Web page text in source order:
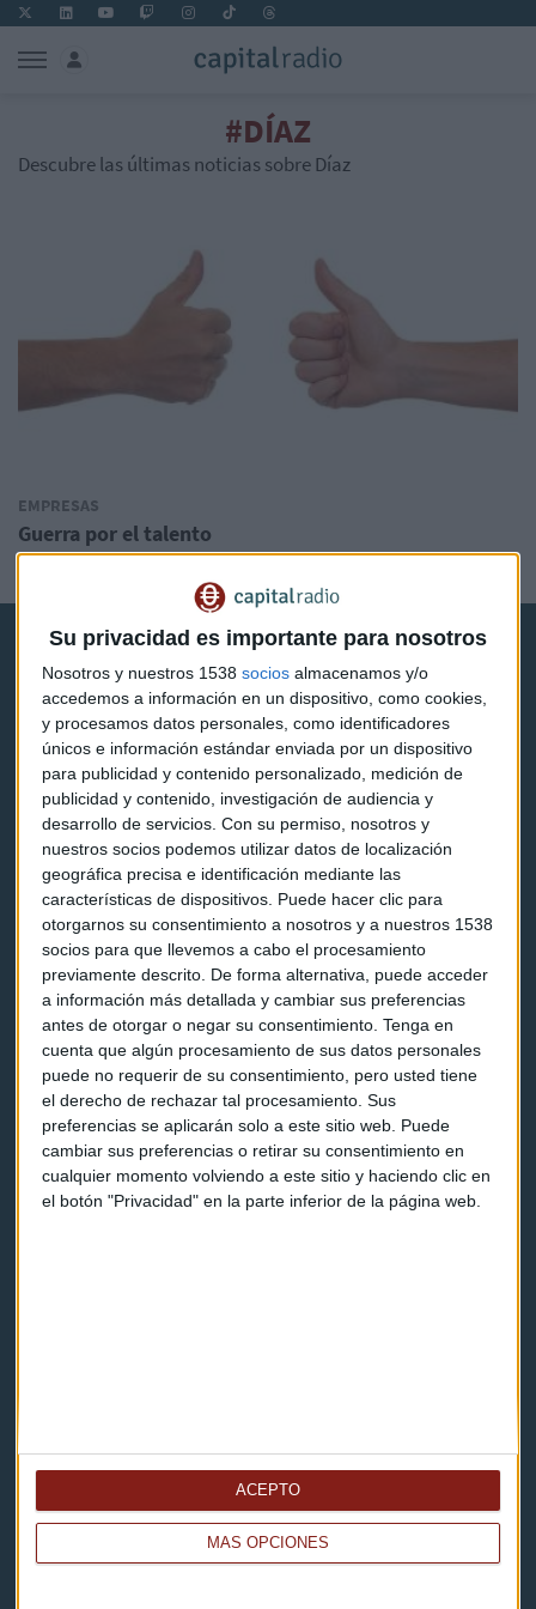
Su privacidad es importante para nosotros
Nosotros y nuestros 1538 socios almacenamos y/o
accedemos a información en un dispositivo, como cookies,
y procesamos datos personales, como identificadores
únicos e información estándar enviada por un dispositivo
para publicidad y contenido personalizado, medición de
publicidad y contenido, investigación de audiencia y
desarrollo de servicios. Con su permiso, nosotros y
nuestros socios podemos utilizar datos de localización
geográfica precisa e identificación mediante las
características de dispositivos. Puede hacer clic para
otorgarnos su consentimiento a nosotros y a nuestros 1538
socios para que llevemos a cabo el procesamiento
previamente descrito. De forma alternativa, puede acceder
a información más detallada y cambiar sus preferencias
antes de otorgar o negar su consentimiento. Tenga en
cuenta que algún procesamiento de sus datos personales
puede no requerir de su consentimiento, pero usted tiene
el derecho de rechazar tal procesamiento. Sus
preferencias se aplicarán solo a este sitio web. Puede
cambiar sus preferencias o retirar su consentimiento en
cualquier momento volviendo a este sitio y haciendo clic en
el botón "Privacidad" en la parte inferior de la página web.
MÁS OPCIONES
ACEPTO
#DÍAZ
Descubre las últimas noticias sobre Díaz
EMPRESAS
Guerra por el talento
Capital Radio
Noticias
Eventos
Consultorios
Programas y podcasts
Contacto & Legal
Contacto
Cómo escucharnos
Política de privacidad